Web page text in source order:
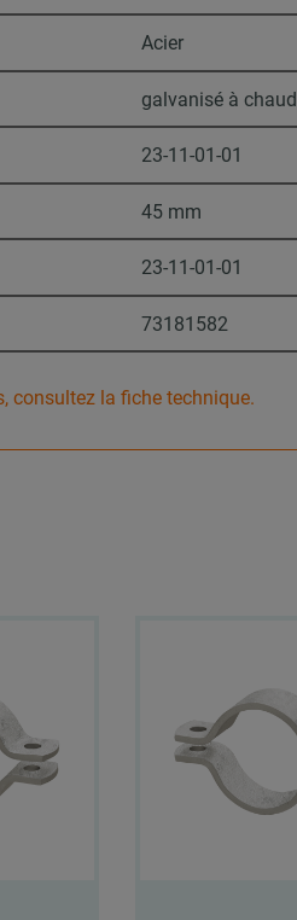
Acier
galvanisé à chaud
23-11-01-01
45 mm
23-11-01-01
73181582
consultez la fiche technique.